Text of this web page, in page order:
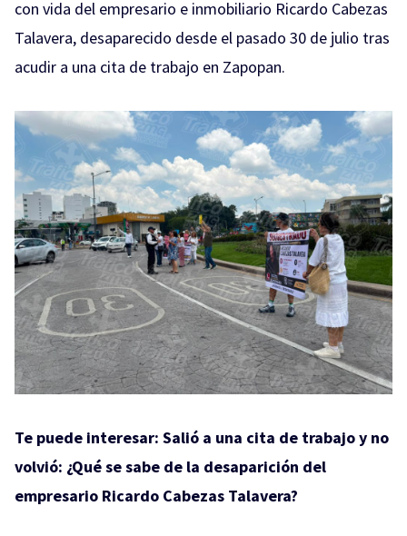
con vida del empresario e inmobiliario Ricardo Cabezas
Talavera, desaparecido desde el pasado 30 de julio tras
acudir a una cita de trabajo en Zapopan.
Te puede interesar: Salió a una cita de trabajo y no
volvió: ¿Qué se sabe de la desaparición del
empresario Ricardo Cabezas Talavera?